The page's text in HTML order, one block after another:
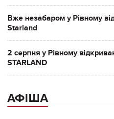
Вже незабаром у Рівному
Starland
2 серпня у Рівному
STARLAND
АФІША